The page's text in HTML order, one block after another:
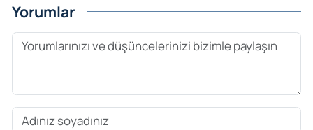
Yorumlar